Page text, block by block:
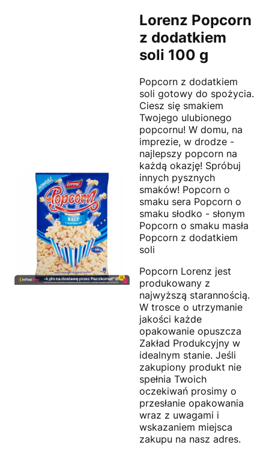
Lorenz Popcorn
z dodatkiem
soli 100 g
Popcorn z dodatkiem
soli gotowy do spożycia.
Ciesz się smakiem
Twojego ulubionego
popcornu! W domu, na
imprezie, w drodze -
najlepszy popcorn na
każdą okazję! Spróbuj
innych pysznych
smaków! Popcorn o
smaku sera Popcorn o
smaku słodko - słonym
Popcorn o smaku masła
Popcorn z dodatkiem
soli
Popcorn Lorenz jest
produkowany z
najwyższą starannością.
W trosce o utrzymanie
jakości każde
opakowanie opuszcza
Zakład Produkcyjny w
idealnym stanie. Jeśli
zakupiony produkt nie
spełnia Twoich
oczekiwań prosimy o
przesłanie opakowania
wraz z uwagami i
wskazaniem miejsca
zakupu na nasz adres.